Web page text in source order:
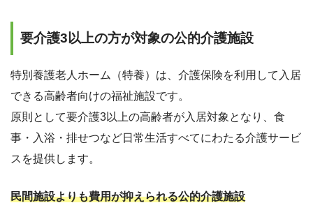
要介護3以上の方が対象の公的介護施設
特別養護老人ホーム（特養）は、介護保険を利用して入居
できる高齢者向けの福祉施設です。
原則として要介護3以上の高齢者が入居対象となり、食
事・入浴・排せつなど日常生活すべてにわたる介護サービ
スを提供します。
民間施設よりも費用が抑えられる公的介護施設